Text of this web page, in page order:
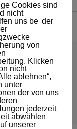
Cookies sind
nicht
uns bei der
von
Klicken
nicht
ablehnen“,
unter
der von uns
jederzeit
abwählen
unserer